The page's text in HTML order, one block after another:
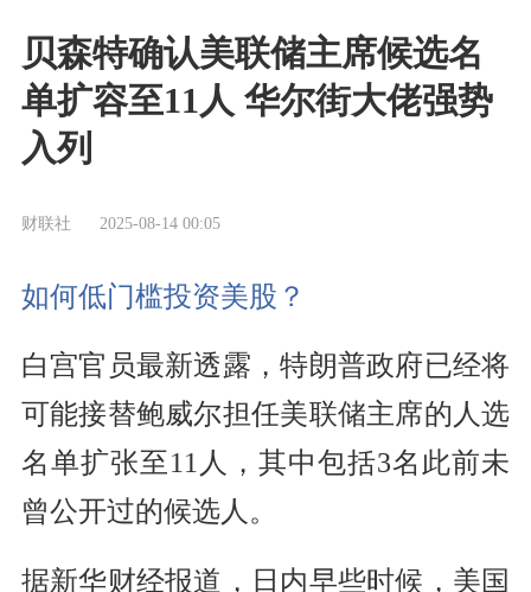
贝森特确认美联储主席候选名
单扩容至11人 华尔街大佬强势
入列
财联社 2025-08-14 00:05
如何低门槛投资美股？
白宫官员最新透露，特朗普政府已经将
可能接替鲍威尔担任美联储主席的人选
名单扩张至11人，其中包括3名此前未
曾公开过的候选人。
据新华财经报道，日内早些时候，美国